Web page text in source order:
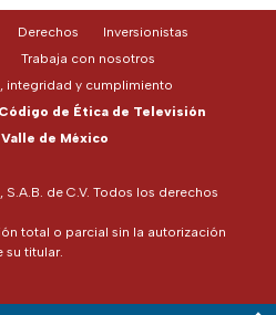
S.A.B. de C.V. Todos los derechos
total o parcial sin la autorización
su titular.
Derechos
Inversionistas
Trabaja con nosotros
integridad y cumplimiento
de Ética de Televisión
de México